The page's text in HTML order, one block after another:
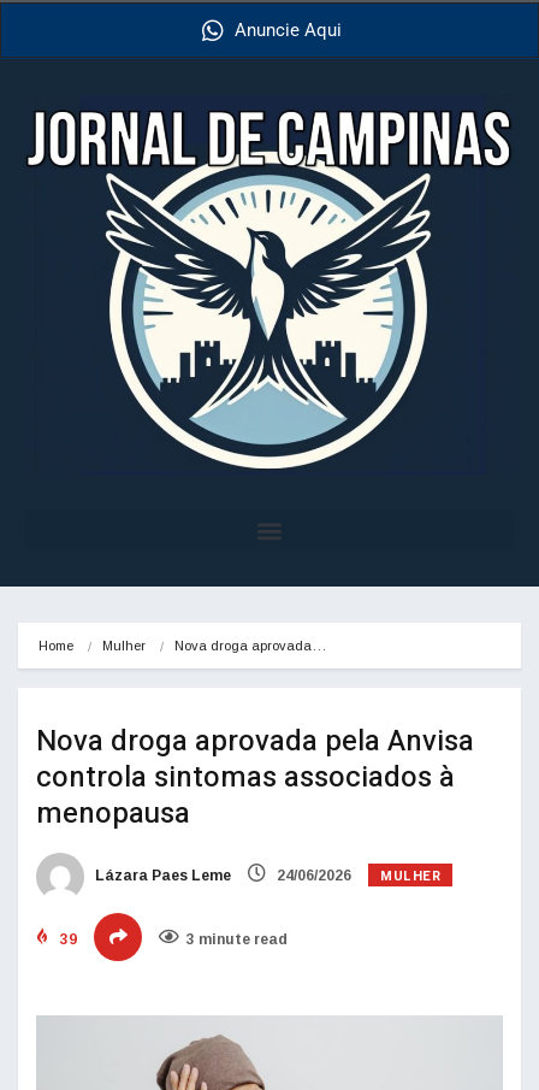
Anuncie Aqui
Home Mulher Nova droga aprovada…
Nova droga aprovada pela Anvisa
controla sintomas associados à
menopausa
Lázara Paes Leme 24/06/2026 MULHER
39 3 minute read